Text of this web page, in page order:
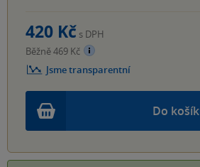
Do
420 Kč s DPH
Běžně 469 Kč
Jsme transparentní